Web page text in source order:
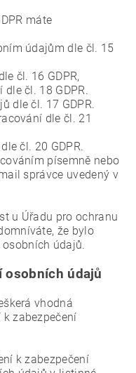
máte
údajům dle čl. 15
čl. 16 GDPR,
čl. 18 GDPR.
dle čl. 17 GDPR.
dle čl. 21
čl. 20 GDPR.
písemně nebo
správce uvedený v
u Úřadu pro ochranu
že bylo
údajů.
osobních údajů
vhodná
zabezpečení
k zabezpečení